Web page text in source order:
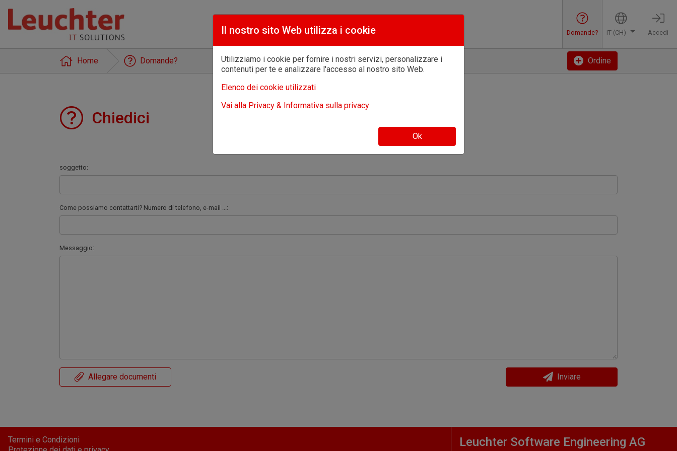
Domande? IT (CH) Accedi
Home Domande? Ordine
Chiedici
soggetto:
Come possiamo contattarti? Numero di telefono, e-mail ...:
Messaggio:
Allegare documenti Inviare
Termini e Condizioni
Leuchter Software Engineering AG
Il nostro sito Web utilizza i cookie
Utilizziamo i cookie per fornire i nostri servizi, personalizzare i
contenuti per te e analizzare l'accesso al nostro sito Web.
Elenco dei cookie utilizzati
Vai alla Privacy & Informativa sulla privacy
Ok